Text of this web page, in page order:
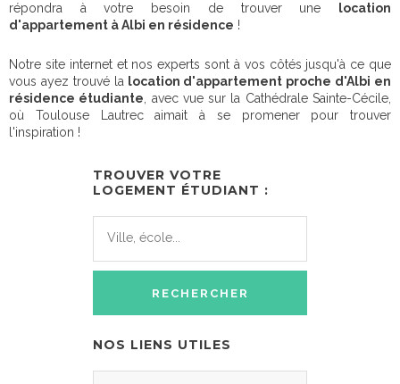
répondra à votre besoin de trouver une
location
d'appartement à Albi en résidence !
Notre site internet et nos experts sont à vos côtés jusqu'à ce que
vous ayez trouvé la location d'appartement proche d'Albi en
résidence étudiante , avec vue sur la Cathédrale Sainte-Cécile,
où Toulouse Lautrec aimait à se promener pour trouver
l'inspiration !
TROUVER VOTRE
LOGEMENT ÉTUDIANT :
NOS LIENS UTILES